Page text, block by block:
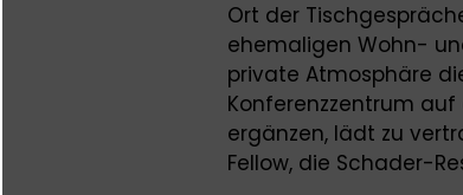
Ort der
ehemaligen Wohn-
private Atmosphäre
Konferenzzentrum
ergänzen, lädt zu
Fellow, die Schader-